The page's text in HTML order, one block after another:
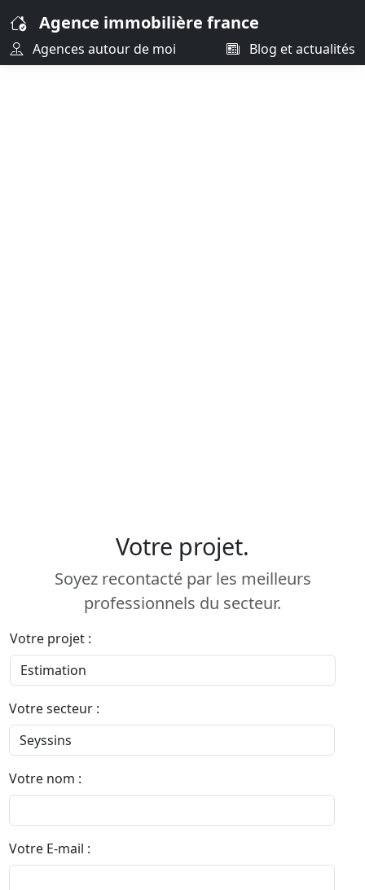
Agence immobilière france
Agences autour de moi Blog et actualités
Votre projet.
Soyez recontacté par les meilleurs
professionnels du secteur.
Votre projet :
Votre secteur :
Votre nom :
Votre E-mail :